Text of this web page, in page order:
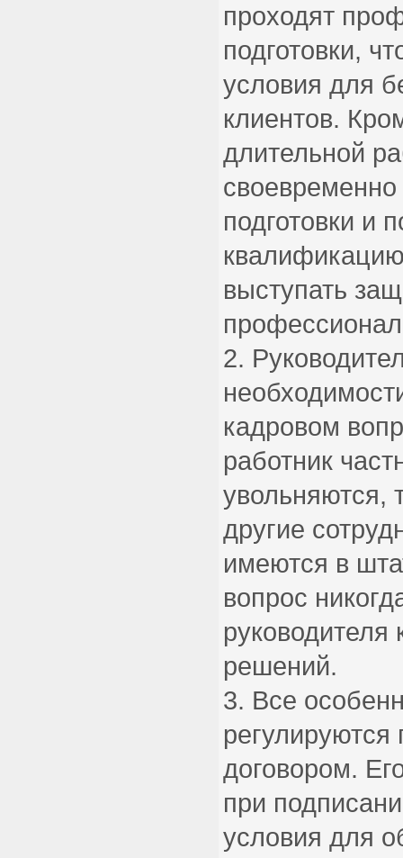
проходят
подготовки,
условия для
клиентов.
длительной
подготовки и
выступать
кадровом
работник
увольняются,
другие
имеются в
вопрос
руководителя
решений.
Все
договором.
при
условия для